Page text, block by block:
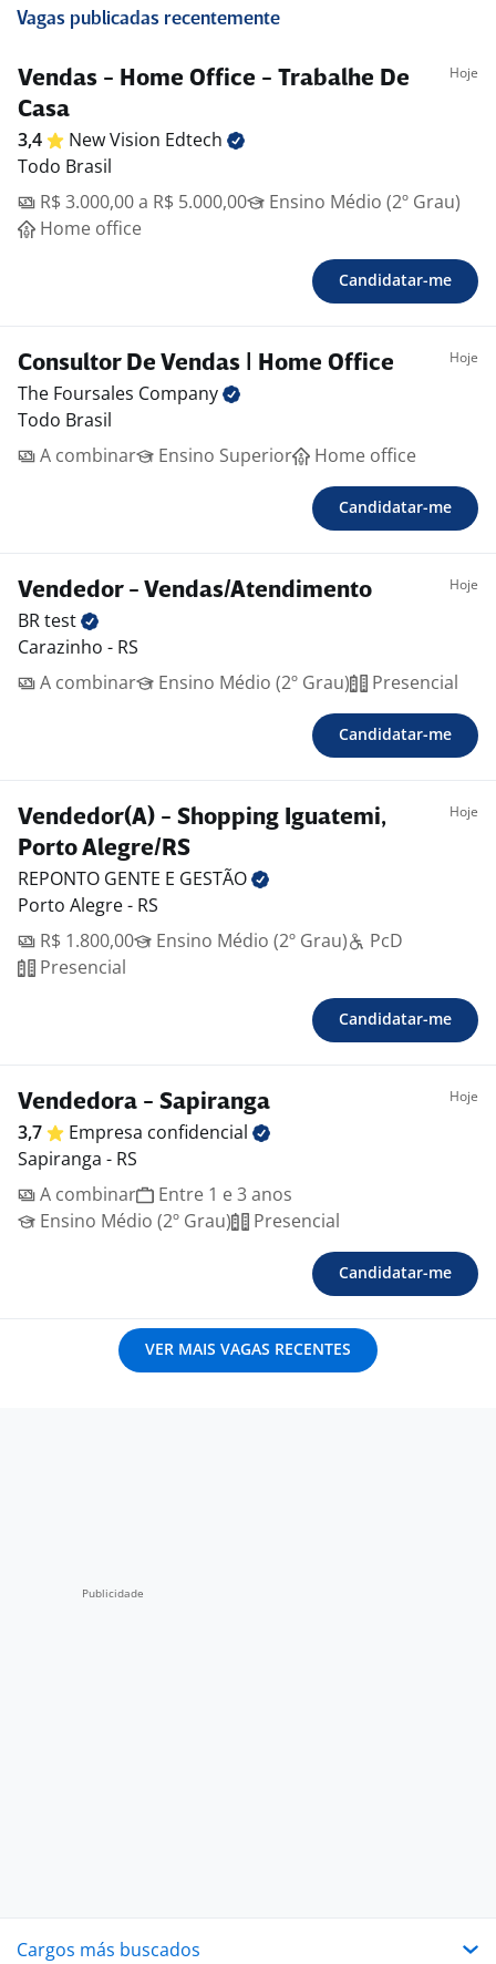
Vagas publicadas recentemente
Vendas - Home Office - Trabalhe De
Casa
Hoje
3,4 New Vision Edtech
Todo Brasil
R$ 3.000,00 a R$ 5.000,00
Ensino Médio (2º Grau)
Home office
Candidatar-me
Consultor De Vendas | Home Office Hoje
The Foursales Company
Todo Brasil
A combinar
Ensino Superior Home office
Candidatar-me
Vendedor - Vendas/Atendimento Hoje
BRtest
Carazinho - RS
A combinar
Ensino Médio (2º Grau) Presencial
Candidatar-me
Vendedor(A) - Shopping Iguatemi,
Porto Alegre/RS
Hoje
REPONTO GENTE E GESTÃO
Porto Alegre - RS
R$ 1.800,00
Ensino Médio (2º Grau)
PcD
Presencial
Candidatar-me
Vendedora - Sapiranga Hoje
3,7 Empresa confidencial
Sapiranga - RS
A combinar
Entre 1 e 3 anos
Ensino Médio (2º Grau)
Presencial
Candidatar-me
VER MAIS VAGAS RECENTES
Cargos más buscados